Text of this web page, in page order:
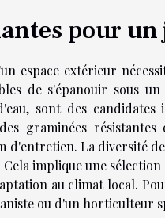
pour un
espace extérieur
de s'épanouir sous
sont des
graminées
d'entretien. La diversité
implique une
au climat local.
ou d'un horticulteur